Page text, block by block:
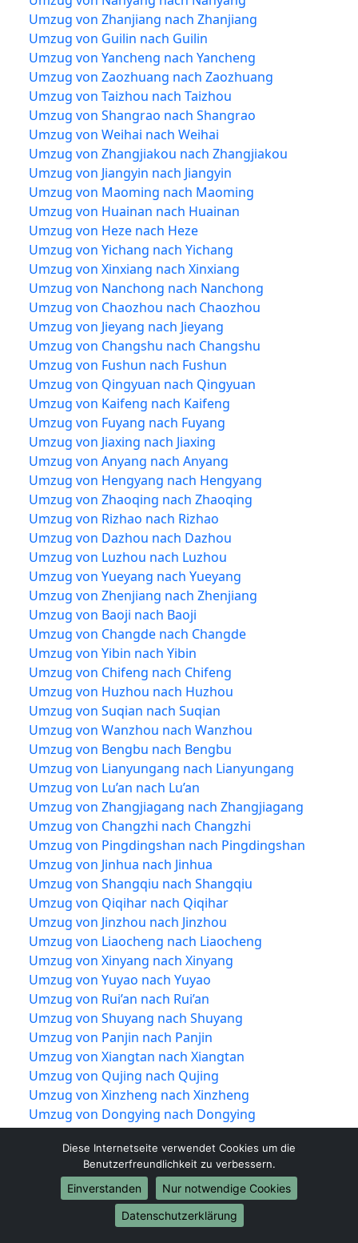
Umzug von Zhanjiang nach Zhanjiang
Umzug von Guilin nach Guilin
Umzug von Yancheng nach Yancheng
Umzug von Zaozhuang nach Zaozhuang
Umzug von Taizhou nach Taizhou
Umzug von Shangrao nach Shangrao
Umzug von Weihai nach Weihai
Umzug von Zhangjiakou nach Zhangjiakou
Umzug von Jiangyin nach Jiangyin
Umzug von Maoming nach Maoming
Umzug von Huainan nach Huainan
Umzug von Heze nach Heze
Umzug von Yichang nach Yichang
Umzug von Xinxiang nach Xinxiang
Umzug von Nanchong nach Nanchong
Umzug von Chaozhou nach Chaozhou
Umzug von Jieyang nach Jieyang
Umzug von Changshu nach Changshu
Umzug von Fushun nach Fushun
Umzug von Qingyuan nach Qingyuan
Umzug von Kaifeng nach Kaifeng
Umzug von Fuyang nach Fuyang
Umzug von Jiaxing nach Jiaxing
Umzug von Anyang nach Anyang
Umzug von Hengyang nach Hengyang
Umzug von Zhaoqing nach Zhaoqing
Umzug von Rizhao nach Rizhao
Umzug von Dazhou nach Dazhou
Umzug von Luzhou nach Luzhou
Umzug von Yueyang nach Yueyang
Umzug von Zhenjiang nach Zhenjiang
Umzug von Baoji nach Baoji
Umzug von Changde nach Changde
Umzug von Yibin nach Yibin
Umzug von Chifeng nach Chifeng
Umzug von Huzhou nach Huzhou
Umzug von Suqian nach Suqian
Umzug von Wanzhou nach Wanzhou
Umzug von Bengbu nach Bengbu
Umzug von Lianyungang nach Lianyungang
Umzug von Lu’an nach Lu’an
Umzug von Zhangjiagang nach Zhangjiagang
Umzug von Changzhi nach Changzhi
Umzug von Pingdingshan nach Pingdingshan
Umzug von Jinhua nach Jinhua
Umzug von Shangqiu nach Shangqiu
Umzug von Qiqihar nach Qiqihar
Umzug von Jinzhou nach Jinzhou
Umzug von Liaocheng nach Liaocheng
Umzug von Xinyang nach Xinyang
Umzug von Yuyao nach Yuyao
Umzug von Rui’an nach Rui’an
Umzug von Shuyang nach Shuyang
Umzug von Panjin nach Panjin
Umzug von Xiangtan nach Xiangtan
Umzug von Qujing nach Qujing
Umzug von Xinzheng nach Xinzheng
Umzug von Dongying nach Dongying
Umzug von Jiujiang nach Jiujiang
Umzug von Shiyan nach Shiyan
Umzug von Jīngzhōu nach Jīngzhōu
Umzug von Yueqing nach Yueqing
Umzug von Tengzhou nach Tengzhou
Umzug von Nan’an nach Nan’an
Diese Internetseite verwendet Cookies um die
Benutzerfreundlichkeit zu verbessern.
Einverstanden
Nur notwendige Cookies
Datenschutzerklärung